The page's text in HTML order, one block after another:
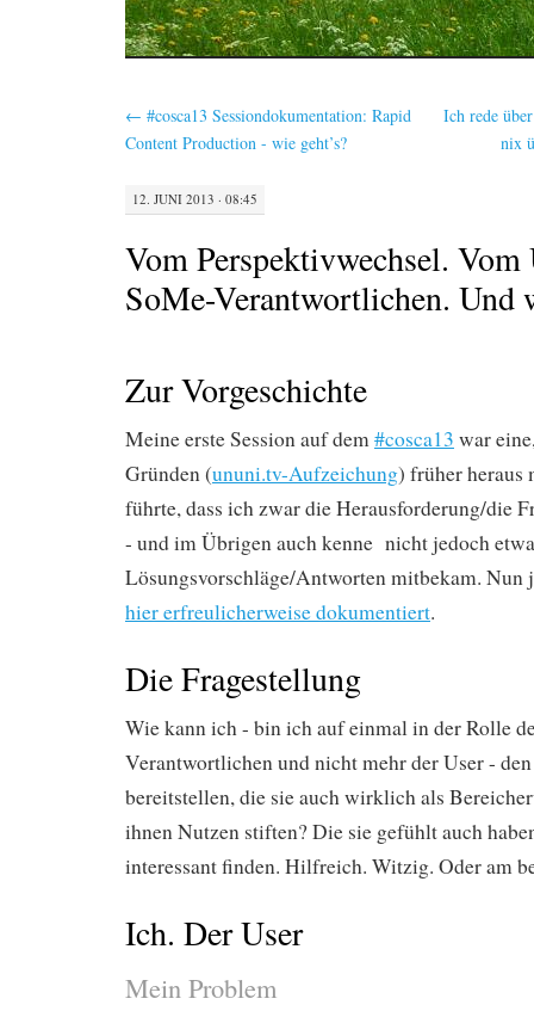
← #cosca13 Sessiondokumentation: Rapid
Content Production - wie geht’s?
Ich rede
nix
12. JUNI 2013 · 08:45
Vom Perspektivwechsel. Vom
SoMe-Verantwortlichen. Und
Zur Vorgeschichte
Meine erste Session auf dem #cosca13 war
Gründen (ununi.tv-Aufzeichung) früher heraus
führte, dass ich zwar die Herausforderung/die
- und im Übrigen auch kenne nicht jedoch
Lösungsvorschläge/Antworten mitbekam. Nun
hier erfreulicherweise dokumentiert.
Die Fragestellung
Wie kann ich - bin ich auf einmal in der Rolle
Verantwortlichen und nicht mehr der User -
bereitstellen, die sie auch wirklich als
ihnen Nutzen stiften? Die sie gefühlt auch
interessant finden. Hilfreich. Witzig. Oder am
Ich. Der User
Mein Problem